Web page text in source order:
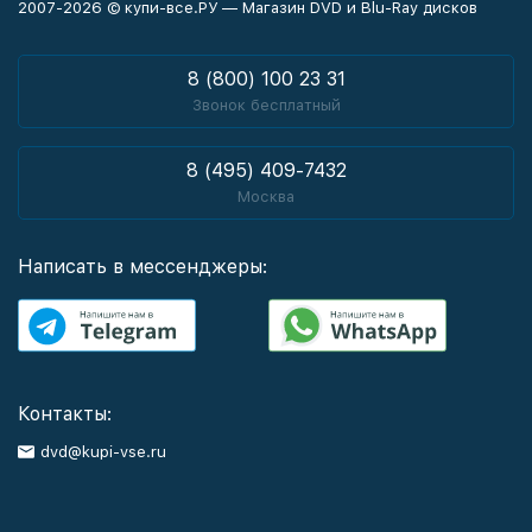
2007-2026 © купи-все.РУ — Магазин DVD и Blu-Ray дисков
8 (800) 100 23 31
Звонок бесплатный
8 (495) 409-7432
Москва
Написать в мессенджеры:
Контакты:
dvd@kupi-vse.ru